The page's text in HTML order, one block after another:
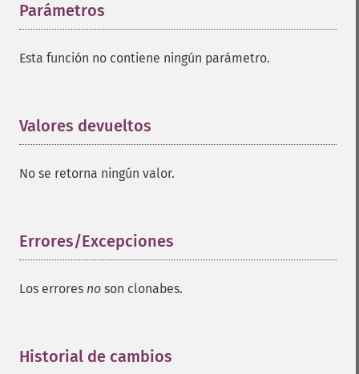
Parámetros
Esta función no contiene ningún parámetro.
Valores devueltos
No se retorna ningún valor.
Errores/Excepciones
Los errores no son clonabes.
Historial de cambios